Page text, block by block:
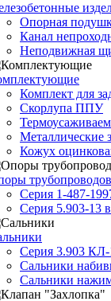
Опорная
Канал
Неподвижная
Комплект для
Скорлупа ППУ
Металлические
Кожух
трубопроводов
Серия 1-487-
Серия 5.903-13
Серия 3.903 КЛ-
Сальники
Сальники